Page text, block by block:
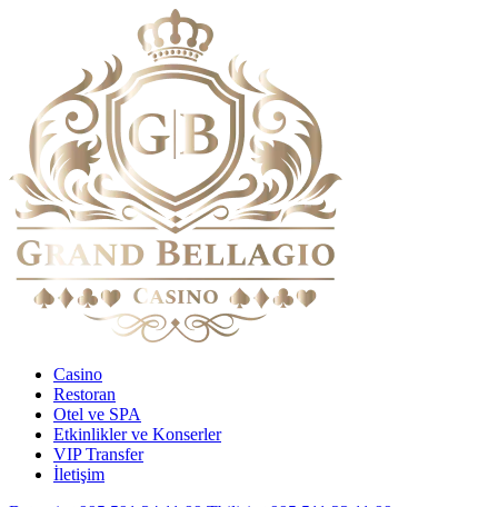
Casino
Restoran
Otel ve SPA
Etkinlikler ve Konserler
VIP Transfer
İletişim